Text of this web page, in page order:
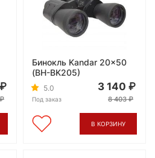
Бинокль Kandar 20x50
(BH-BK205)
5.0
Под заказ
3 140
8 403
В КОРЗИНУ